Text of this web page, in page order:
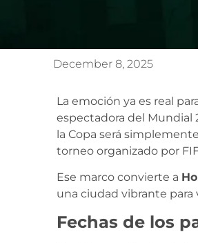
December 8, 2025
La emoción ya es real
espectadora del Mundial
la Copa será
torneo organizado por
Ese marco convierte a
una ciudad vibrante
Fechas de los